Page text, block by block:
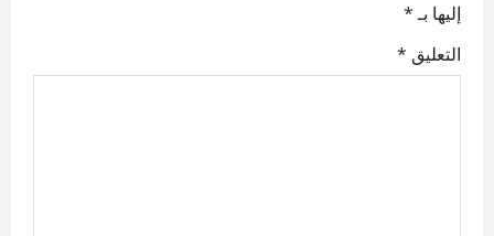
إليها بـ*
التعليق *